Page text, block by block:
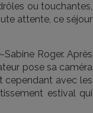
ou touchantes,
attente, ce séjour
Roger. Après
pose sa caméra
cependant avec les
estival qui